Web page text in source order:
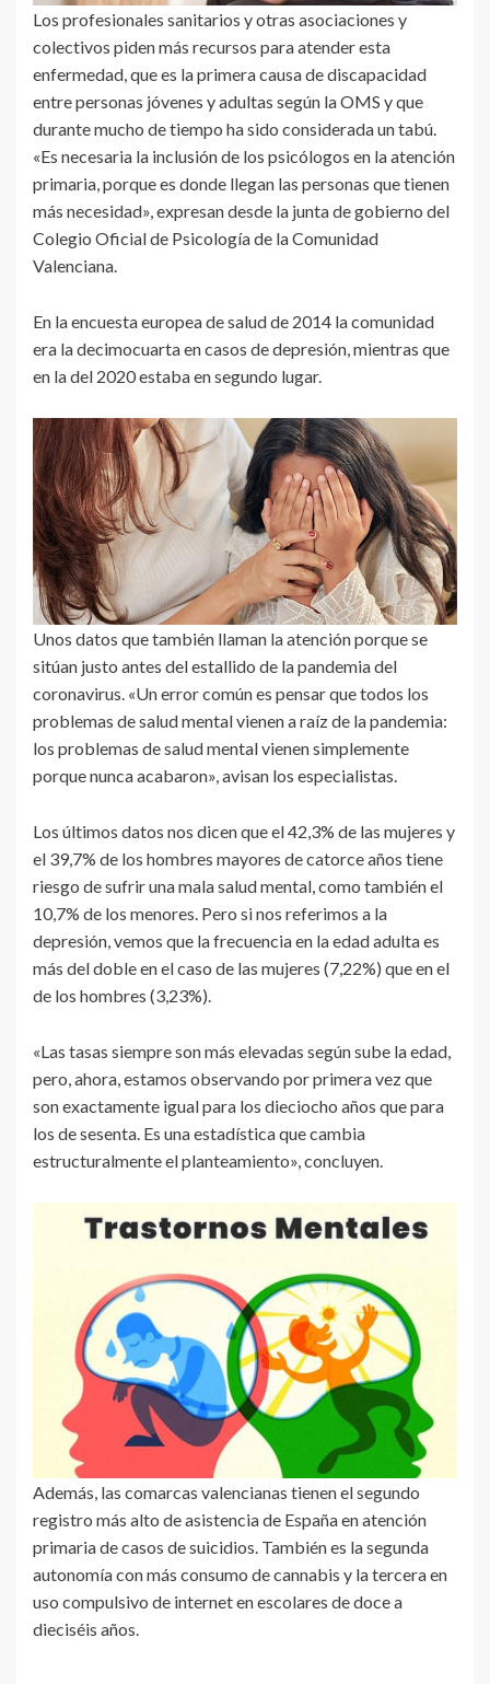
Los profesionales sanitarios y otras asociaciones y
colectivos piden más recursos para atender esta
enfermedad, que es la primera causa de discapacidad
entre personas jóvenes y adultas según la OMS y que
durante mucho de tiempo ha sido considerada un tabú.
«Es necesaria la inclusión de los psicólogos en la atención
primaria, porque es donde llegan las personas que tienen
más necesidad», expresan desde la junta de gobierno del
Colegio Oficial de Psicología de la Comunidad
Valenciana.
En la encuesta europea de salud de 2014 la comunidad
era la decimocuarta en casos de depresión, mientras que
en la del 2020 estaba en segundo lugar.
Unos datos que también llaman la atención porque se
sitúan justo antes del estallido de la pandemia del
coronavirus. «Un error común es pensar que todos los
problemas de salud mental vienen a raíz de la pandemia:
los problemas de salud mental vienen simplemente
porque nunca acabaron», avisan los especialistas.
Los últimos datos nos dicen que el 42,3% de las mujeres y
el 39,7% de los hombres mayores de catorce años tiene
riesgo de sufrir una mala salud mental, como también el
10,7% de los menores. Pero si nos referimos a la
depresión, vemos que la frecuencia en la edad adulta es
más del doble en el caso de las mujeres (7,22%) que en el
de los hombres (3,23%).
«Las tasas siempre son más elevadas según sube la edad,
pero, ahora, estamos observando por primera vez que
son exactamente igual para los dieciocho años que para
los de sesenta. Es una estadística que cambia
estructuralmente el planteamiento», concluyen.
Además, las comarcas valencianas tienen el segundo
registro más alto de asistencia de España en atención
primaria de casos de suicidios. También es la segunda
autonomía con más consumo de cannabis y la tercera en
uso compulsivo de internet en escolares de doce a
dieciséis años.